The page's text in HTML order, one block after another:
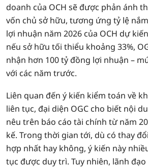
doanh của OCH sẽ được phản ánh
vốn chủ sở hữu, tương ứng tỷ lệ
lợi nhuận năm 2026 của OCH dự
nếu sở hữu tối thiểu khoảng 33%,
nhận hơn 100 tỷ đồng lợi nhuận –
với các năm trước.
Liên quan đến ý kiến kiểm toán về
liên tục, đại diện OGC cho biết nội
nêu trên báo cáo tài chính từ năm
kế. Trong thời gian tới, dù có thay
hợp nhất hay không, ý kiến này
tục được duy trì. Tuy nhiên, lãnh